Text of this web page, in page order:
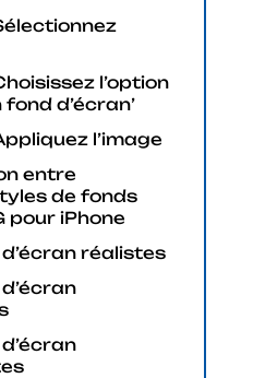
l’option
fond d’écran’
l’image
entre
de fonds
pour iPhone
réalistes